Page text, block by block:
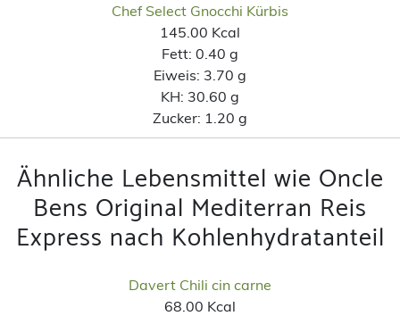
Chef Select Gnocchi Kürbis
145.00 Kcal
Fett: 0.40 g
Eiweis: 3.70 g
KH: 30.60 g
Zucker: 1.20 g
Ähnliche Lebensmittel wie Oncle
Bens Original Mediterran Reis
Express nach Kohlenhydratanteil
Davert Chili cin carne
68.00 Kcal